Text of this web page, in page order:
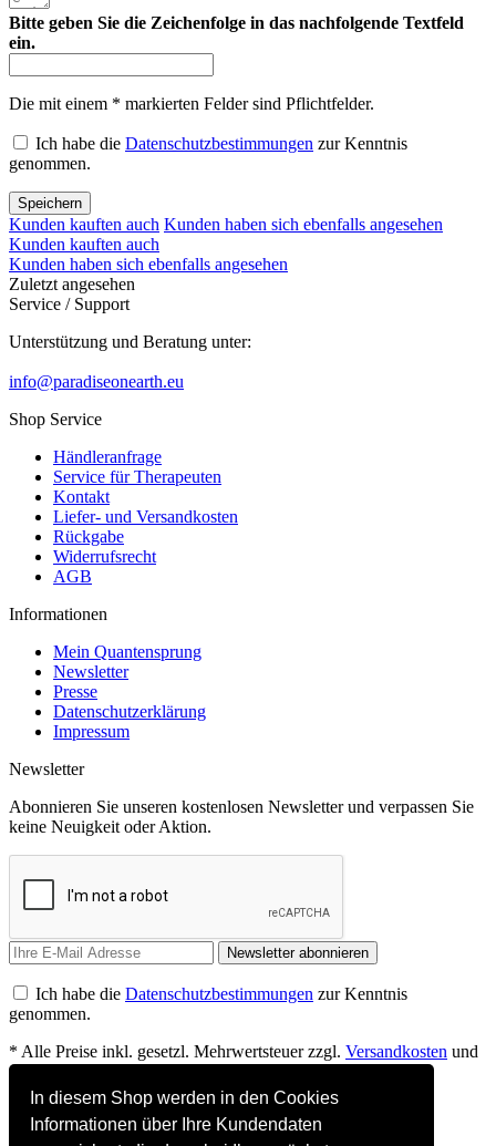
In diesem Shop werden in den Cookies
Informationen über Ihre Kundendaten
Bitte geben Sie die Zeichenfolge in das nachfolgende Textfeld
ein.
Die mit einem * markierten Felder sind Pflichtfelder.
Ich habe die Datenschutzbestimmungen zur Kenntnis
genommen.
Speichern
Kunden kauften auch Kunden haben sich ebenfalls angesehen
Kunden kauften auch
Kunden haben sich ebenfalls angesehen
Zuletzt angesehen
Service / Support
Unterstützung und Beratung unter:
info@paradiseonearth.eu
Shop Service
Händleranfrage
Service für Therapeuten
Kontakt
Liefer- und Versandkosten
Rückgabe
Widerrufsrecht
AGB
Informationen
Mein Quantensprung
Newsletter
Presse
Datenschutzerklärung
Impressum
Newsletter
Abonnieren Sie unseren kostenlosen Newsletter und verpassen Sie
keine Neuigkeit oder Aktion.
Newsletter abonnieren
Ich habe die Datenschutzbestimmungen zur Kenntnis
genommen.
* Alle Preise inkl. gesetzl. Mehrwertsteuer zzgl. Versandkosten und
ggf. Nachnahmegebühren, wenn nicht anders beschrieben
Mein Quantensprung
Newsletter akzeptieren